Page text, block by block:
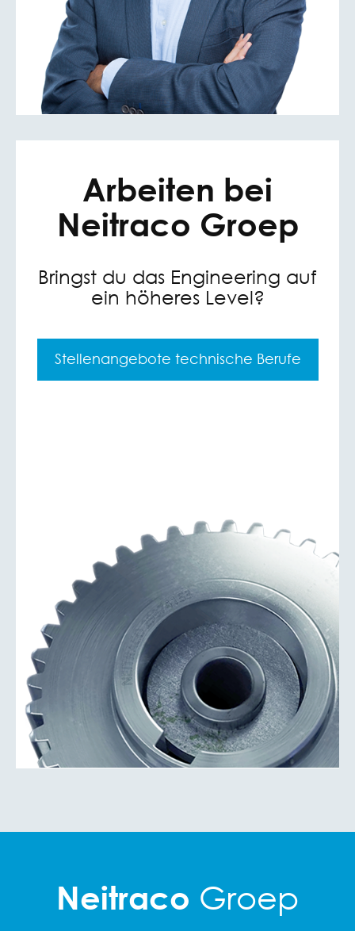
Arbeiten bei
Neitraco Groep
Bringst du das Engineering auf
ein höheres Level?
Stellenangebote technische Berufe
Neitraco Groep